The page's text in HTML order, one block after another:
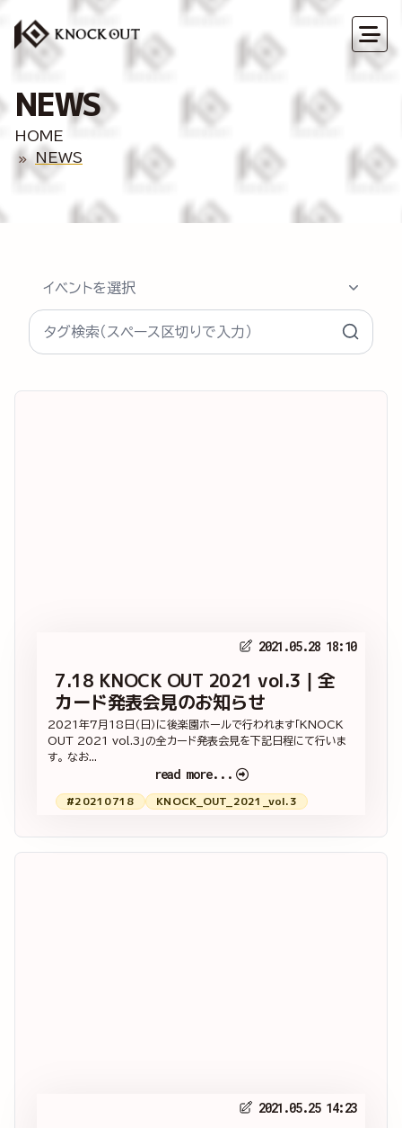
NEWS
HOME
NEWS
イベントを選択
タグ検索
2021.05.28 18:10
7.18 KNOCK OUT 2021 vol.3｜全
カード発表会見のお知らせ
2021年7月18日（日）に後楽園ホールで行われます「KNOCK
OUT 2021 vol.3」の全カード発表会見を下記日程にて行いま
す。 なお...
read more...
#20210718 KNOCK_OUT_2021_vol.3
2021.05.25 14:23